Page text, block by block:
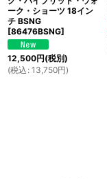
ーク・ショーツ 18イン
チ BSNG
[86476BSNG]
12,500円(税別)
(税込 : 13,750円)